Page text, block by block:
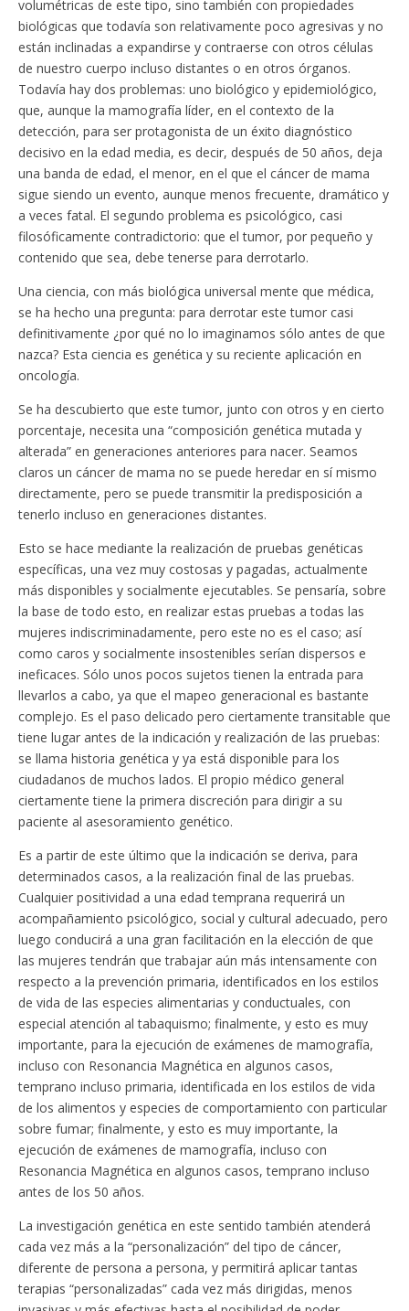
volumétricas de este tipo, sino también con propiedades
biológicas que todavía son relativamente poco agresivas y no
están inclinadas a expandirse y contraerse con otros células
de nuestro cuerpo incluso distantes o en otros órganos.
Todavía hay dos problemas: uno biológico y epidemiológico,
que, aunque la mamografía líder, en el contexto de la
detección, para ser protagonista de un éxito diagnóstico
decisivo en la edad media, es decir, después de 50 años, deja
una banda de edad, el menor, en el que el cáncer de mama
sigue siendo un evento, aunque menos frecuente, dramático y
a veces fatal. El segundo problema es psicológico, casi
filosóficamente contradictorio: que el tumor, por pequeño y
contenido que sea, debe tenerse para derrotarlo.
Una ciencia, con más biológica universal mente que médica,
se ha hecho una pregunta: para derrotar este tumor casi
definitivamente ¿por qué no lo imaginamos sólo antes de que
nazca? Esta ciencia es genética y su reciente aplicación en
oncología.
Se ha descubierto que este tumor, junto con otros y en cierto
porcentaje, necesita una “composición genética mutada y
alterada” en generaciones anteriores para nacer. Seamos
claros un cáncer de mama no se puede heredar en sí mismo
directamente, pero se puede transmitir la predisposición a
tenerlo incluso en generaciones distantes.
Esto se hace mediante la realización de pruebas genéticas
específicas, una vez muy costosas y pagadas, actualmente
más disponibles y socialmente ejecutables. Se pensaría, sobre
la base de todo esto, en realizar estas pruebas a todas las
mujeres indiscriminadamente, pero este no es el caso; así
como caros y socialmente insostenibles serían dispersos e
ineficaces. Sólo unos pocos sujetos tienen la entrada para
llevarlos a cabo, ya que el mapeo generacional es bastante
complejo. Es el paso delicado pero ciertamente transitable que
tiene lugar antes de la indicación y realización de las pruebas:
se llama historia genética y ya está disponible para los
ciudadanos de muchos lados. El propio médico general
ciertamente tiene la primera discreción para dirigir a su
paciente al asesoramiento genético.
Es a partir de este último que la indicación se deriva, para
determinados casos, a la realización final de las pruebas.
Cualquier positividad a una edad temprana requerirá un
acompañamiento psicológico, social y cultural adecuado, pero
luego conducirá a una gran facilitación en la elección de que
las mujeres tendrán que trabajar aún más intensamente con
respecto a la prevención primaria, identificados en los estilos
de vida de las especies alimentarias y conductuales, con
especial atención al tabaquismo; finalmente, y esto es muy
importante, para la ejecución de exámenes de mamografía,
incluso con Resonancia Magnética en algunos casos,
temprano incluso primaria, identificada en los estilos de vida
de los alimentos y especies de comportamiento con particular
sobre fumar; finalmente, y esto es muy importante, la
ejecución de exámenes de mamografía, incluso con
Resonancia Magnética en algunos casos, temprano incluso
antes de los 50 años.
La investigación genética en este sentido también atenderá
cada vez más a la “personalización” del tipo de cáncer,
diferente de persona a persona, y permitirá aplicar tantas
terapias “personalizadas” cada vez más dirigidas, menos